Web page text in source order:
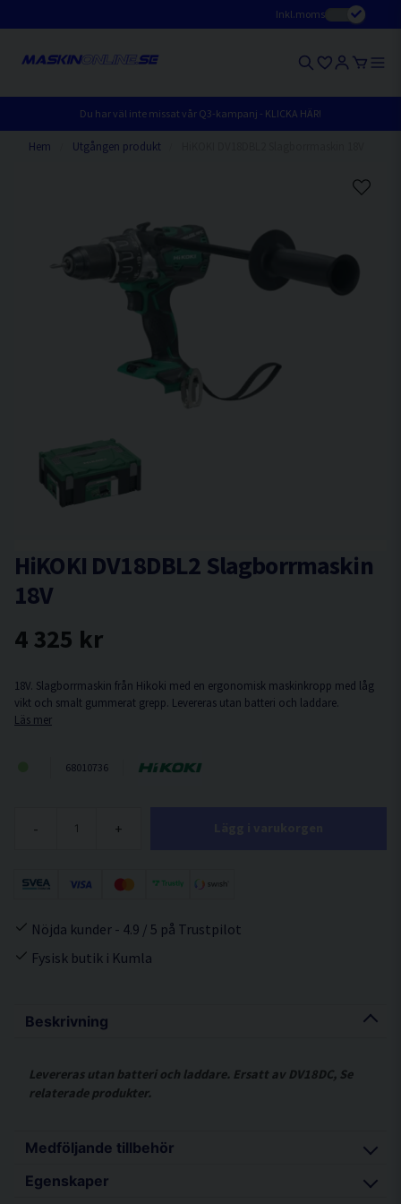
Inkl.moms
Du har väl inte missat vår Q3-kampanj - KLICKA HÄR!
Hem Utgången produkt
Beskrivning
Levereras utan batteri och laddare. Ersatt av DV18DC, Se
relaterade produkter.
Medföljande tillbehör
Stödhandtag
Egenskaper
HiKOKI DV18DBL2 Slagborrmaskin
18V
4 325 kr
18V. Slagborrmaskin från Hikoki med en ergonomisk maskinkropp med låg
vikt och smalt gummerat grepp. Levereras utan batteri och laddare.
Läs mer
68010736
- +
Nöjda kunder - 4.9 / 5 på Trustpilot
Fysisk butik i Kumla